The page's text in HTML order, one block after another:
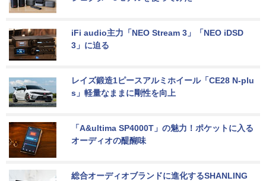
iFi audio主力「NEO Stream 3」「NEO iDSD
3」に迫る
レイズ鍛造1ピースアルミホイール「CE28 N-plu
s」軽量なままに剛性を向上
「A&ultima SP4000T」の魅力！ポケットに入る
オーディオの醍醐味
総合オーディオブランドに進化するSHANLING